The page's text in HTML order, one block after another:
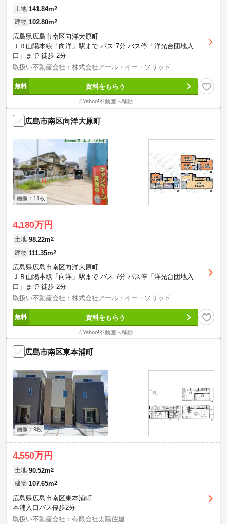
土地 141.84m2
建物 102.80m2
広島県広島市南区向洋大原町
ＪＲ山陽本線「向洋」駅まで バス 7分 バス停「洋光台団地入
口」まで 徒歩 2分
取扱い不動産会社：株式会社アール・イー・ソリッド
資料をもらう
※Yahoo!不動産へ移動
広島市南区向洋大原町
画像：11枚
4,180万円
土地 98.22m2
建物 111.35m2
広島県広島市南区向洋大原町
ＪＲ山陽本線「向洋」駅まで バス 7分 バス停「洋光台団地入
口」まで 徒歩 2分
取扱い不動産会社：株式会社アール・イー・ソリッド
資料をもらう
※Yahoo!不動産へ移動
広島市南区東本浦町
画像：9枚
4,550万円
土地 90.52m2
建物 107.65m2
広島県広島市南区東本浦町
本浦入口バス停歩2分
取扱い不動産会社：有限会社太陽住建